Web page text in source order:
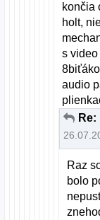
končia
holt,
s
audio
Raz
bolo